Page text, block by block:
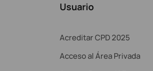
Usuario
Acreditar CPD 2025
Acceso al Área Privada